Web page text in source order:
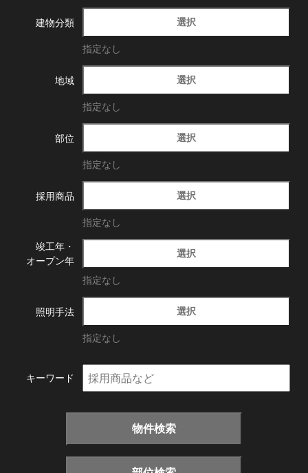
建物分類 選択
指定なし
地域 選択
指定なし
部位 選択
指定なし
採用商品 選択
指定なし
竣工年・
オープン年
選択
指定なし
照明手法 選択
指定なし
キーワード
物件検索